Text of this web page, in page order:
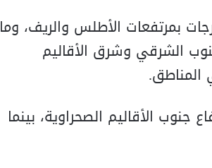
درجات الحرارة الدنيا ما بين 04 و 10 درجات بمرتفعات الأطلس والريف، وما
الشرقي وشرق الأقاليم
جنوب الأقاليم الصحراوية، بينما